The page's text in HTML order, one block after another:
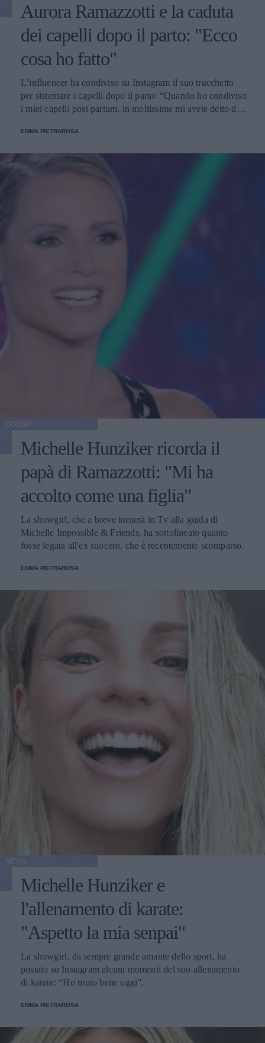
Aurora Ramazzotti e la caduta
dei capelli dopo il parto: "Ecco
cosa ho fatto"
L’influencer ha condiviso su Instagram il suo trucchetto
per sistemare i capelli dopo il parto: “Quando ho condiviso
i miei capelli post partum, in moltissime mi avete detto di
EMMA PIETRAROSA
Michelle Hunziker ricorda il
papà di Ramazzotti: "Mi ha
accolto come una figlia"
La showgirl, che a breve tornerà in Tv alla guida di
Michelle Impossible & Friends, ha sottolineato quanto
fosse legata all'ex suocero, che è recentemente scomparso.
EMMA PIETRAROSA
Michelle Hunziker e
l'allenamento di karate:
"Aspetto la mia senpai"
La showgirl, da sempre grande amante dello sport, ha
postato su Instagram alcuni momenti del suo allenamento
di karate: “Ho tirato bene oggi”.
EMMA PIETRAROSA